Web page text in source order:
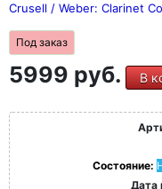
Crusell / Weber: Clarinet
Под заказ
5999 руб. В
Состояние:
Дата